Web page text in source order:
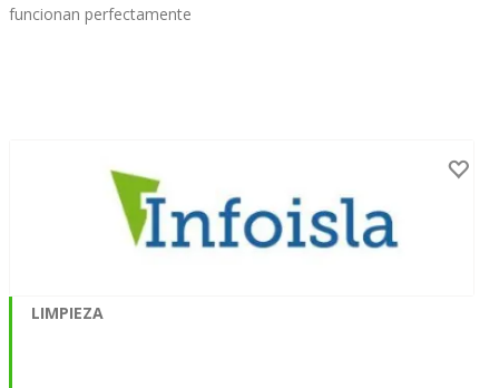
funcionan perfectamente
LIMPIEZA